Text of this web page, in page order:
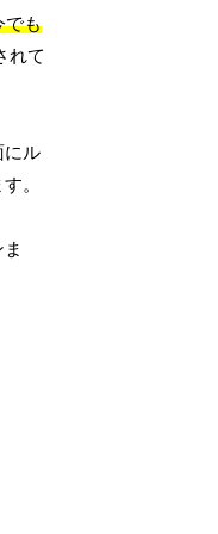
でも
れて
にル
。